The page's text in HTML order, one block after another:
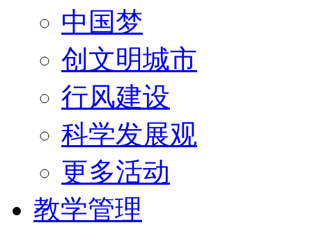
中国梦
创文明城市
行风建设
科学发展观
更多活动
教学管理